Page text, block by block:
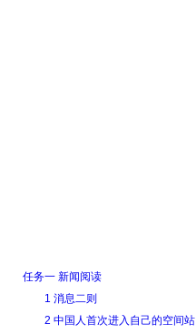
任务一 新闻阅读
1 消息二则
2 中国人首次进入自己的空间站